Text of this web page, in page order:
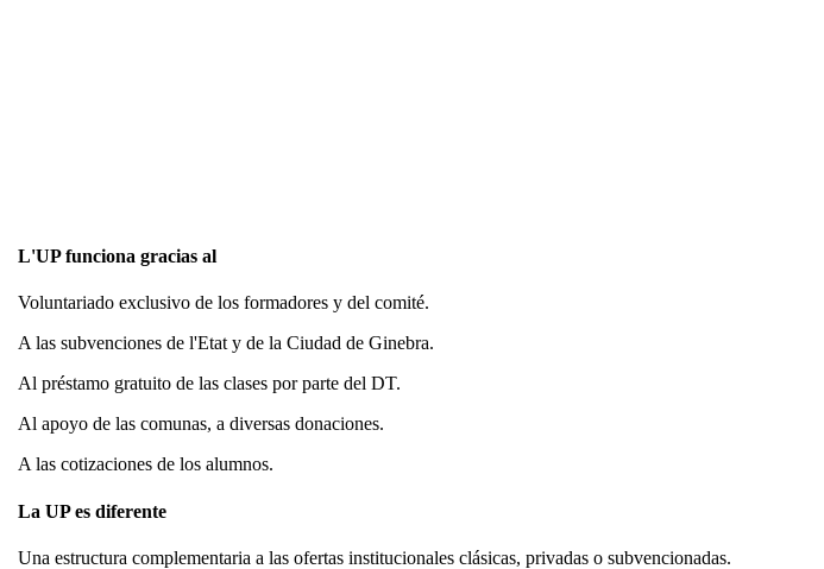
L'UP funciona gracias al
Voluntariado exclusivo de los formadores y del comité.
A las subvenciones de l'Etat y de la Ciudad de Ginebra.
Al préstamo gratuito de las clases por parte del DT.
Al apoyo de las comunas, a diversas donaciones.
A las cotizaciones de los alumnos.
La UP es diferente
Una estructura complementaria a las ofertas institucionales clásicas, privadas o subvencionadas.